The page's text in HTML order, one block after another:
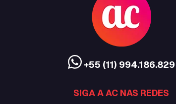
+55 (11) 994.186.829
SIGA A AC NAS REDES